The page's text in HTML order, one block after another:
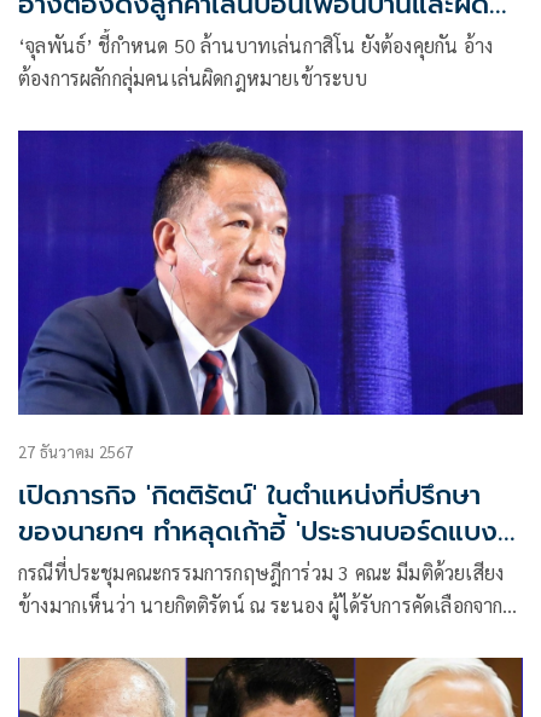
กม.
‘จุลพันธ์’ ชี้กำหนด 50 ล้านบาทเล่นกาสิโน ยังต้องคุยกัน อ้าง
ต้องการผลักกลุ่มคนเล่นผิดกฎหมายเข้าระบบ
27 ธันวาคม 2567
เปิดภารกิจ 'กิตติรัตน์' ในตำแหน่งที่ปรึกษา
ของนายกฯ ทำหลุดเก้าอี้ 'ประธานบอร์ดแบงก์
ชาติ'
กรณีที่ประชุมคณะกรรมการกฤษฎีการ่วม 3 คณะ มีมติด้วยเสียง
ข้างมากเห็นว่า นายกิตติรัตน์ ณ ระนอง ผู้ได้รับการคัดเลือกจาก
กรรมการธนาคารแห่งประเทศไทย (ธปท.) หรือ ประธานบอร์ด
แบงก์ชาติ